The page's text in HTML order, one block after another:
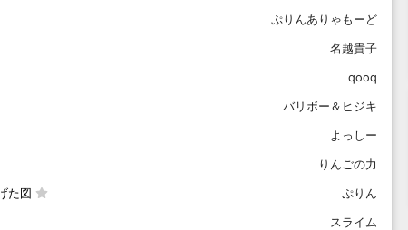
ぷりんありゃもーど
名越貴子
qooq
バリボー＆ヒジキ
よっしー
りんごの力
た図 ぷりん
スライム